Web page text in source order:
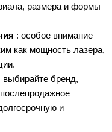
размера и формы
: особое внимание
как мощность лазера,
выбирайте бренд,
и